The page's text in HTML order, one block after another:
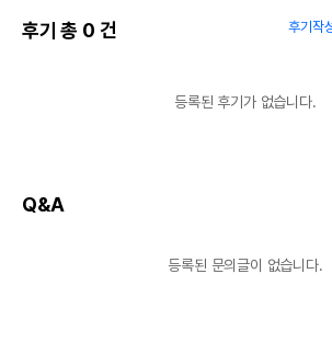
후기 총 0 건 후기작
등록된 후기가 없습니다.
Q&A
등록된 문의글이 없습니다.